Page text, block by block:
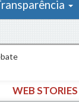
WEB STORIES